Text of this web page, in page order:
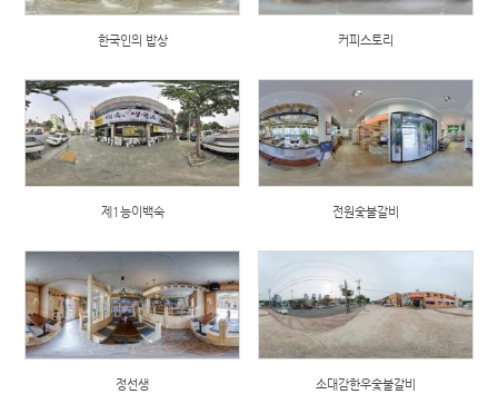
한국인의 밥상 커피스토리
제1능이백숙 전원숯불갈비
정선생 소대감한우숯불갈비